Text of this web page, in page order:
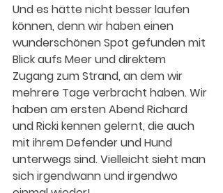
Und es hätte nicht besser laufen
können, denn wir haben einen
wunderschönen Spot gefunden mit
Blick aufs Meer und direktem
Zugang zum Strand, an dem wir
mehrere Tage verbracht haben. Wir
haben am ersten Abend Richard
und Ricki kennen gelernt, die auch
mit ihrem Defender und Hund
unterwegs sind. Vielleicht sieht man
sich irgendwann und irgendwo